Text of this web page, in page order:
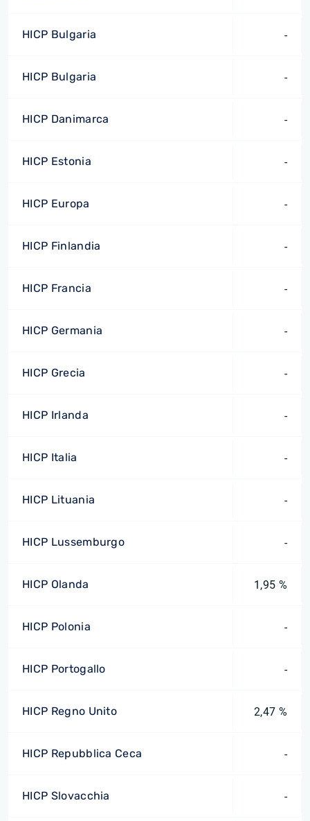
HICP Bulgaria -
HICP Bulgaria -
HICP Danimarca -
HICP Estonia -
HICP Europa -
HICP Finlandia -
HICP Francia -
HICP Germania -
HICP Grecia -
HICP Irlanda -
HICP Italia -
HICP Lituania -
HICP Lussemburgo -
HICP Olanda 1,95 %
HICP Polonia -
HICP Portogallo -
HICP Regno Unito 2,47 %
HICP Repubblica Ceca -
HICP Slovacchia -